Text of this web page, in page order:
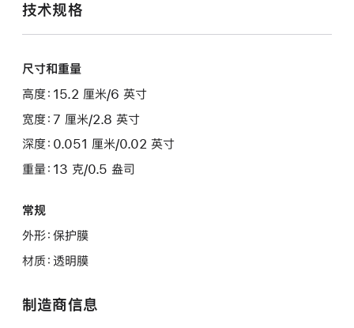
技术规格
尺寸和重量
高度：15.2 厘米/6 英寸
宽度：7 厘米/2.8 英寸
深度：0.051 厘米/0.02 英寸
重量：13 克/0.5 盎司
常规
外形：保护膜
材质：透明膜
制造商信息